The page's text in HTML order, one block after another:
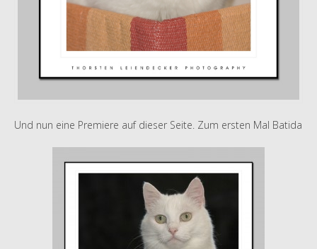
Und nun eine Premiere auf dieser Seite. Zum ersten Mal Batida